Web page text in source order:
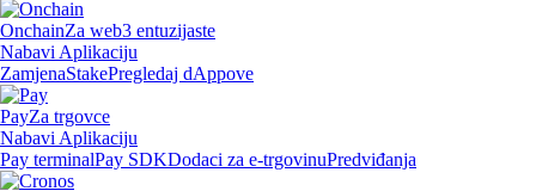
OnchainZa web3 entuzijaste
Nabavi Aplikaciju
ZamjenaStakePregledaj dAppove
PayZa trgovce
Nabavi Aplikaciju
Pay terminalPay SDKDodaci za e-trgovinuPredviđanja